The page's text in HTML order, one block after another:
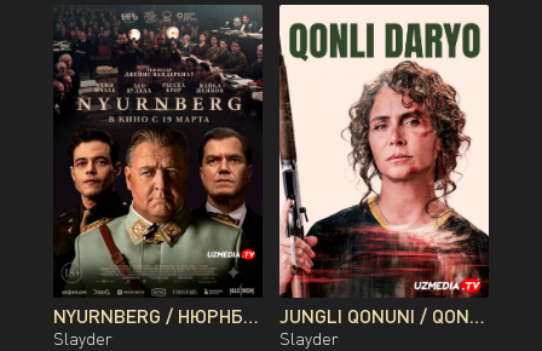
NYURNBERG / НЮРНБЕРГ / NUREMBERG PREMYERA UZBEK TILIDA O'ZBEKCHA 2026 TARJIMA KINO FULL HD TAS-IX SKACHAT
Slayder
JUNGLI QONUNI / QONLI DARYO / QON DARYOSI BRAZILIYA FILMI UZBEK TILIDA O'ZBEKCHA 2026 TARJIMA KINO FULL HD TAS-IX SKACHAT
Slayder